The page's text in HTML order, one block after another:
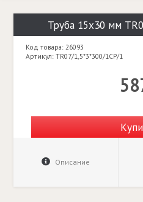
Труба 15х30 мм
Код товара: 26093
Артикул: TR07/1,5*3*300/1CP/1
Описание